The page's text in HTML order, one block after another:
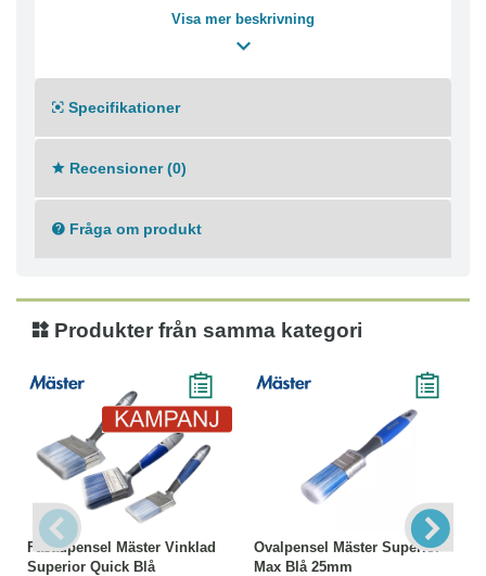
Visa mer beskrivning
Specifikationer
Recensioner (0)
Fråga om produkt
Produkter från samma kategori
Fasadpensel Mäster Vinklad
Superior Quick Blå
Ovalpensel Mäster Superior
Max Blå 25mm